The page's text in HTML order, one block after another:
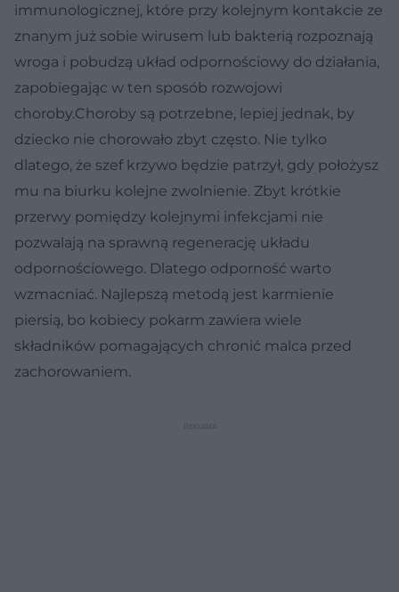
immunologicznej, które przy kolejnym kontakcie ze
znanym już sobie wirusem lub bakterią rozpoznają
wroga i pobudzą układ odpornościowy do działania,
zapobiegając w ten sposób rozwojowi
choroby.Choroby są potrzebne, lepiej jednak, by
dziecko nie chorowało zbyt często. Nie tylko
dlatego, że szef krzywo będzie patrzył, gdy położysz
mu na biurku kolejne zwolnienie. Zbyt krótkie
przerwy pomiędzy kolejnymi infekcjami nie
pozwalają na sprawną regenerację układu
odpornościowego. Dlatego odporność warto
wzmacniać. Najlepszą metodą jest karmienie
piersią, bo kobiecy pokarm zawiera wiele
składników pomagających chronić malca przed
zachorowaniem.